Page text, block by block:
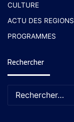
CULTURE
ACTU DES REGIONS
PROGRAMMES
Rechercher